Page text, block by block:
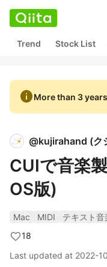
Trend Stock List
infoMore than 3
@kujirahand (ク
CUIで音楽
OS版)
Mac MIDI テキスト音
18
Last updated at 2022-